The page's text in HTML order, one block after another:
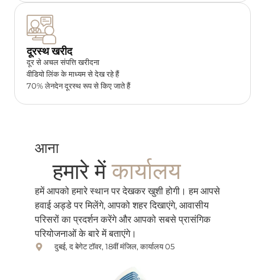
दूरस्थ खरीद
दूर से अचल संपत्ति खरीदना
वीडियो लिंक के माध्यम से देख रहे हैं
70% लेनदेन दूरस्थ रूप से किए जाते हैं
आना
हमारे मेंकार्यालय
हमें आपको हमारे स्थान पर देखकर खुशी होगी। हम आपसे
हवाई अड्डे पर मिलेंगे, आपको शहर दिखाएंगे, आवासीय
परिसरों का प्रदर्शन करेंगे और आपको सबसे प्रासंगिक
परियोजनाओं के बारे में बताएंगे।
दुबई, द बेगेट टॉवर, 18वीं मंजिल, कार्यालय 05